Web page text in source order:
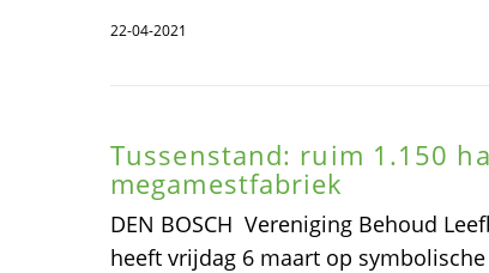
22-04-2021
Tussenstand: ruim 1.150
megamestfabriek
DEN BOSCH  Vereniging Behoud
heeft vrijdag 6 maart op